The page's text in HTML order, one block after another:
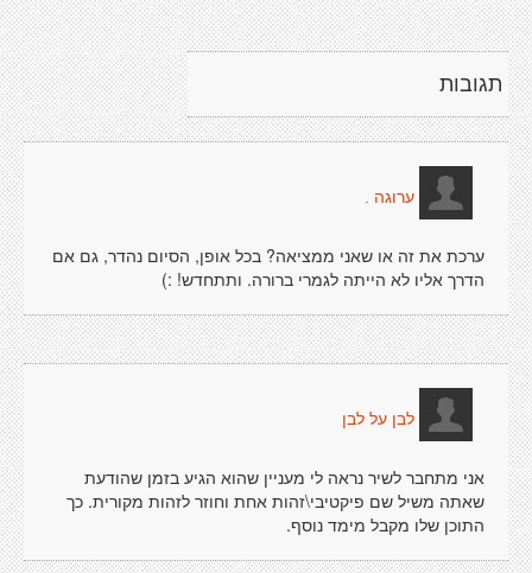
תגובות
ערוגה .
ערכת את זה או שאני ממציאה? בכל אופן, הסיום נהדר, גם אם
הדרך אליו לא הייתה לגמרי ברורה. ותתחדש! :)
לבן על לבן
אני מתחבר לשיר נראה לי מעניין שהוא הגיע בזמן שהודעת
שאתה משיל שם פיקטיבי\זהות אחת וחוזר לזהות מקורית. כך
התוכן שלו מקבל מימד נוסף.